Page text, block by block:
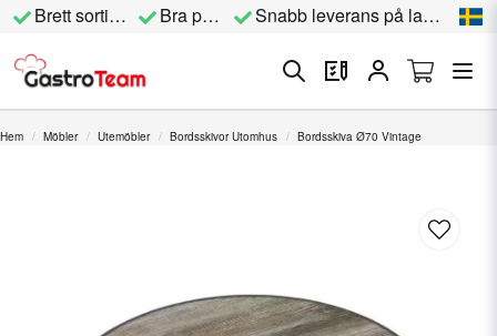
Brett sortiment Bra priser Snabb leverans på lagervara
Hem Möbler Utemöbler Bordsskivor Utomhus Bordsskiva Ø70 Vintage